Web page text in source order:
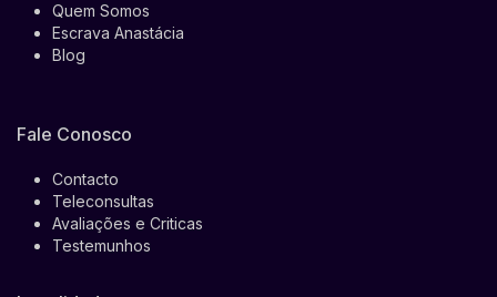
Quem Somos
Escrava Anastácia
Blog
Fale Conosco
Contacto
Teleconsultas
Avaliações e Criticas
Testemunhos